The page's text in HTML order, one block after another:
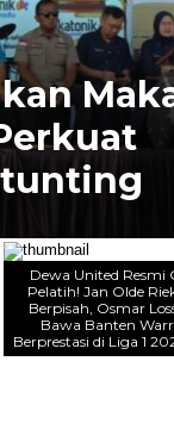
Olde
Bawa
Dewa United Resmi
Pelatih! Jan Olde
Berpisah, Osmar
Bawa Banten
Berprestasi di Liga 1